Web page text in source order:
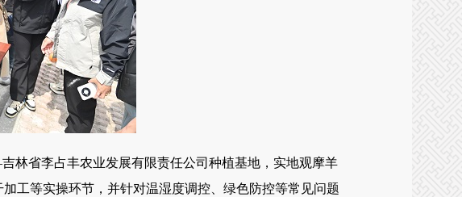
省李占丰农业发展有限责任公司种植基地，实地观摩羊
工等实操环节，并针对温湿度调控、绿色防控等常见问题